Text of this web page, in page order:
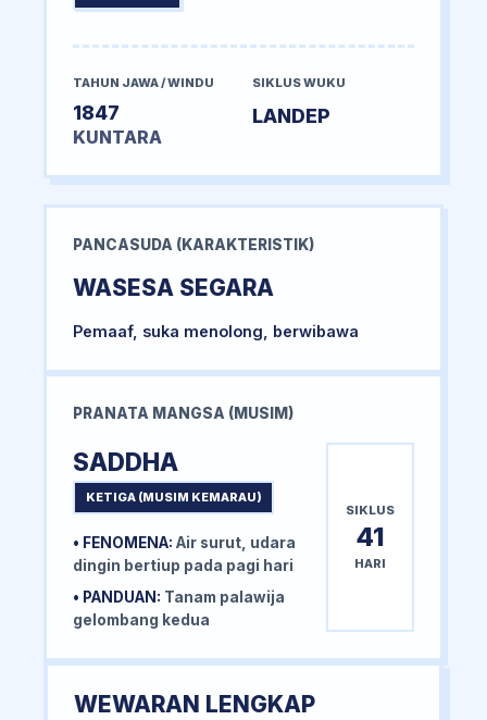
TAHUN JAWA / WINDU
1847
KUNTARA
SIKLUS WUKU
LANDEP
PANCASUDA (KARAKTERISTIK)
WASESA SEGARA
Pemaaf, suka menolong, berwibawa
PRANATA MANGSA (MUSIM)
SADDHA
KETIGA (MUSIM KEMARAU)
• FENOMENA: Air surut, udara
dingin bertiup pada pagi hari
• PANDUAN: Tanam palawija
gelombang kedua
SIKLUS
41
HARI
WEWARAN LENGKAP